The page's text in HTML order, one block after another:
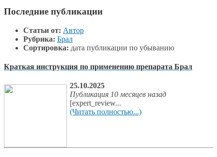
Последние публикации
Статьи от: Автор
Рубрика: Брал
Сортировка: дата публикации по убыванию
Краткая инструкция по применению препарата Брал
25.10.2025
Публикация 10 месяцев назад
[expert_review...
(Читать полностью...)